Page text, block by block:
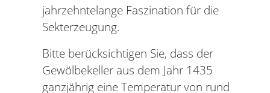
jahrzehntelange Faszination für die
Sekterzeugung.
Bitte berücksichtigen Sie, dass der
Gewölbekeller aus dem Jahr 1435
ganzjährig eine Temperatur von rund